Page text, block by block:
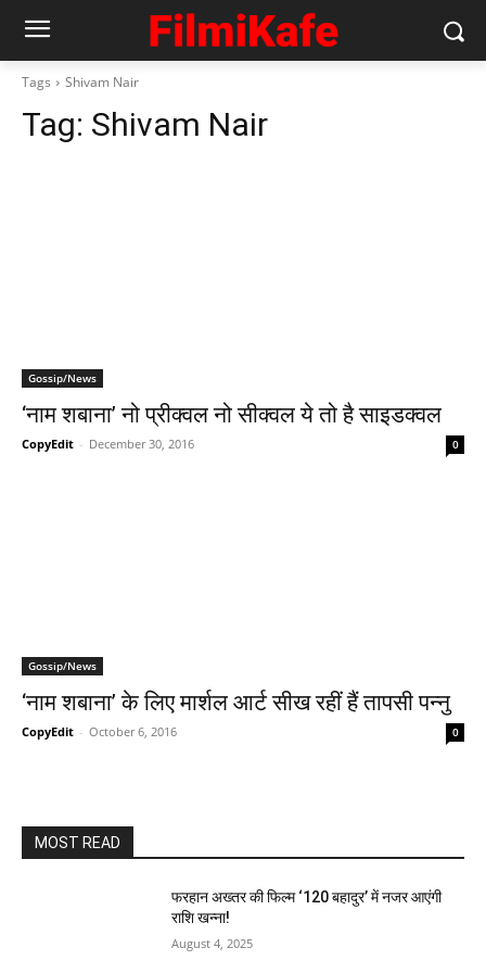
Tags Shivam Nair
Tag: Shivam Nair
Gossip/News
‘नाम शबाना’ नो प्रीक्‍वल नो सीक्‍वल ये तो है साइडक्‍वल
CopyEdit - December 30, 2016 0
Gossip/News
‘नाम शबाना’ के लिए मार्शल आर्ट सीख रहीं हैं तापसी पन्‍नु
CopyEdit - October 6, 2016 0
MOST READ
फरहान अख्तर की फिल्म ‘120 बहादुर’ में नजर आएंगी
राशि खन्ना!
August 4, 2025